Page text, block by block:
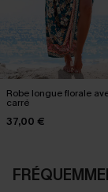
Robe longue florale
carré
37,00 €